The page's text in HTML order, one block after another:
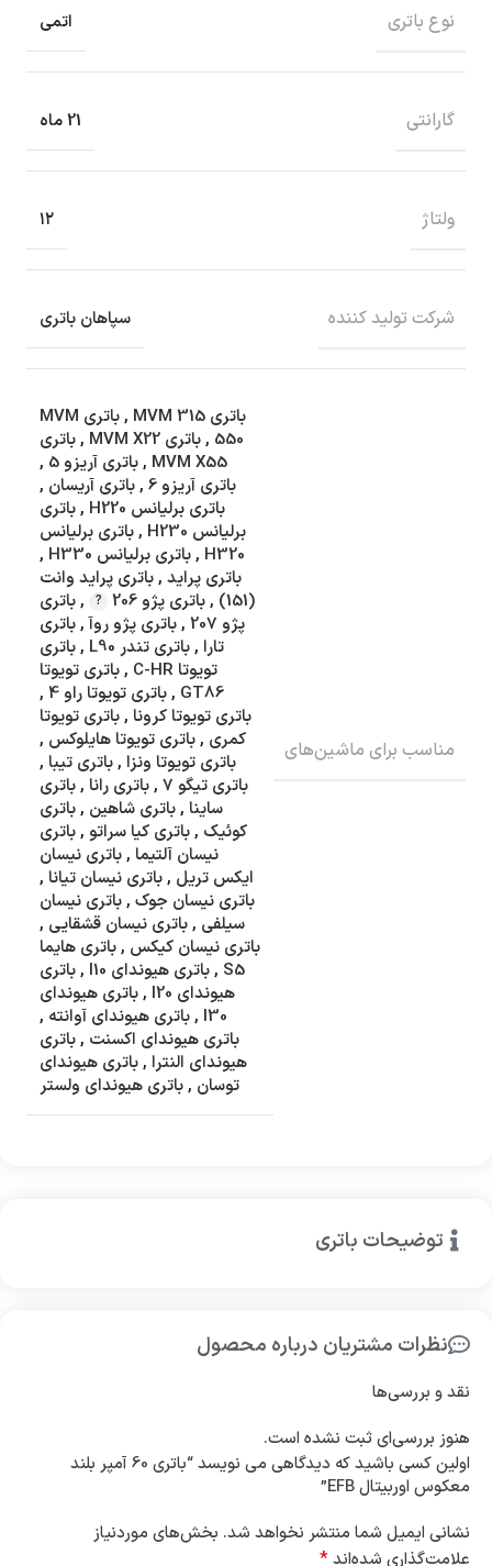
توضیحات باتری
نوع باتری اتمی
گارانتی 21 ماه
ولتاژ ۱۲
شرکت تولید کننده سپاهان باتری
مناسب برای ماشین‌های
باتری MVM 315 ,
باتری MVM
550
,باتری MVM X22 ,باتری
MVM X55
,باتری آریزو 5
,
باتری آریزو 6
,باتری آریسان ,
باتری برلیانس H220
,باتری
برلیانس H230
,باتری برلیانس
H320
,باتری برلیانس H330
,
باتری پراید ,باتری پراید وانت
(151)
,باتری پژو 206 ,باتری
پژو 207
,باتری پژو روآ ,باتری
تارا ,باتری تندر L90 ,باتری
تویوتا C-HR
,باتری تویوتا
GT86
,باتری تویوتا راو 4
,
باتری تویوتا کرونا ,باتری تویوتا
کمری ,باتری تویوتا هایلوکس ,
باتری تویوتا ونزا ,باتری تیبا ,
باتری تیگو 7
,باتری رانا ,باتری
ساینا ,باتری شاهین ,باتری
کوئیک ,باتری کیا سراتو ,باتری
نیسان آلتیما ,باتری نیسان
ایکس تریل ,باتری نیسان تیانا ,
باتری نیسان جوک ,باتری نیسان
سیلفی ,باتری نیسان قشقایی ,
باتری نیسان کیکس ,باتری هایما
S5
,باتری هیوندای I10 ,باتری
هیوندای I20
,باتری هیوندای
I30
,باتری هیوندای آوانته ,
باتری هیوندای اکسنت ,باتری
هیوندای النترا ,باتری هیوندای
توسان ,باتری هیوندای ولستر
نظرات مشتریان درباره محصول
نقد و بررسی‌ها
هنوز بررسی‌ای ثبت نشده است.
اولین کسی باشید که دیدگاهی می نویسد “باتری 60 آمپر بلند
معکوس اوربیتال EFB”
نشانی ایمیل شما منتشر نخواهد شد. بخش‌های موردنیاز
علامت‌گذاری شده‌اند*